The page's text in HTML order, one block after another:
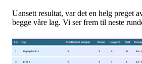
Uansett resultat, var det en helg preget
begge våre lag. Vi ser frem til neste